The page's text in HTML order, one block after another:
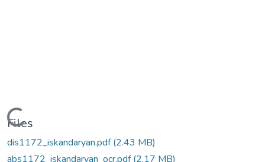
Loading...
Files
dis1172_iskandaryan.pdf(2.43 MB)
abs1172_iskandaryan_ocr.pdf(2.17 MB)